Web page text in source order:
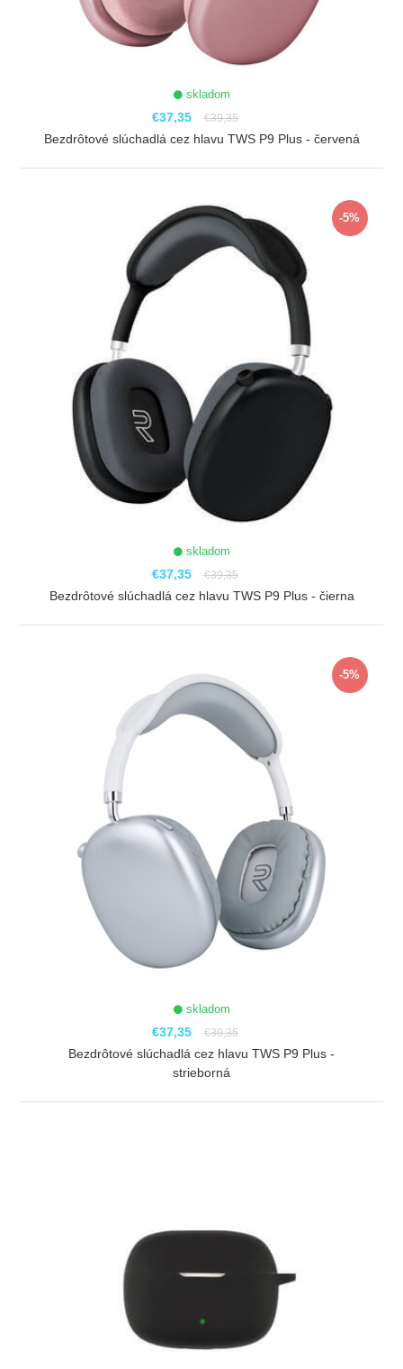
skladom
€37,35 €39,35
Bezdrôtové slúchadlá cez hlavu TWS P9 Plus - červená
-5%
skladom
€37,35 €39,35
Bezdrôtové slúchadlá cez hlavu TWS P9 Plus - čierna
-5%
skladom
€37,35 €39,35
Bezdrôtové slúchadlá cez hlavu TWS P9 Plus -
strieborná